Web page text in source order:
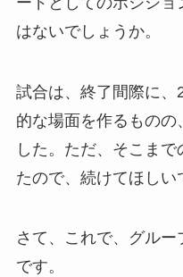
はないでしょうか。
試合は、終了間際に、
的な場面を作るもの
した。ただ、そこま
たので、続けてほしい
さて、これで、グル
です。